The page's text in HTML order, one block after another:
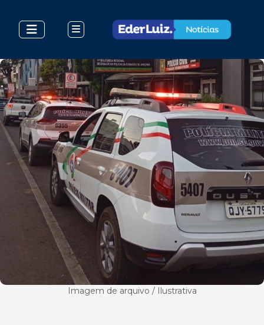
Imagem de arquivo / Ilustrativa